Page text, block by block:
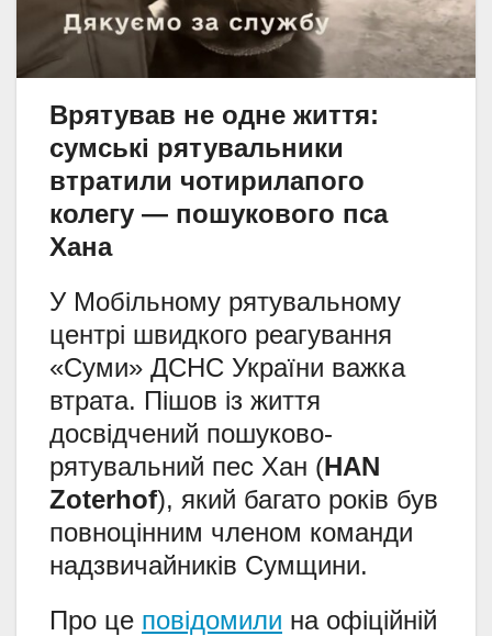
Врятував не одне життя:
сумські рятувальники
втратили чотирилапого
колегу — пошукового пса
Хана
У Мобільному рятувальному
центрі швидкого реагування
«Суми» ДСНС України важка
втрата. Пішов із життя
досвідчений пошуково-
рятувальний пес Хан (HAN
Zoterhof), який багато років був
повноцінним членом команди
надзвичайників Сумщини.
Про це повідомили на офіційній